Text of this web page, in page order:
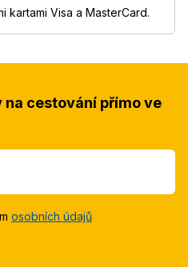
kartami Visa a MasterCard.
cestování přímo ve
osobních údajů